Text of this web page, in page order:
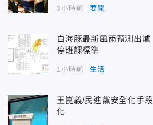
3小時前 要聞
白海豚最新風雨預測出
停班課標準
1小時前 生活
王崑義/民進黨安全化手
化